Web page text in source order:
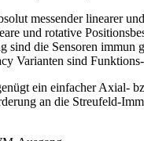
messender linearer
und rotative
sind die Sensoren immun
Varianten sind
ein einfacher Axial-
an die Streufeld-